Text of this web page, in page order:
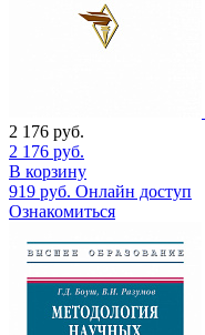
2 176 руб.
2 176 руб.
В корзину
919 руб. Онлайн доступ
Ознакомиться